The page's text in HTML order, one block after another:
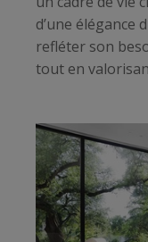
d’une élégance
refléter son
tout en